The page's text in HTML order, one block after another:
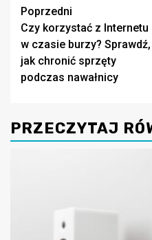
Zobacz
wpisy
Poprzedni
Czy korzystać z Internetu
w czasie burzy? Sprawdź,
jak chronić sprzęty
podczas nawałnicy
PRZECZYTAJ